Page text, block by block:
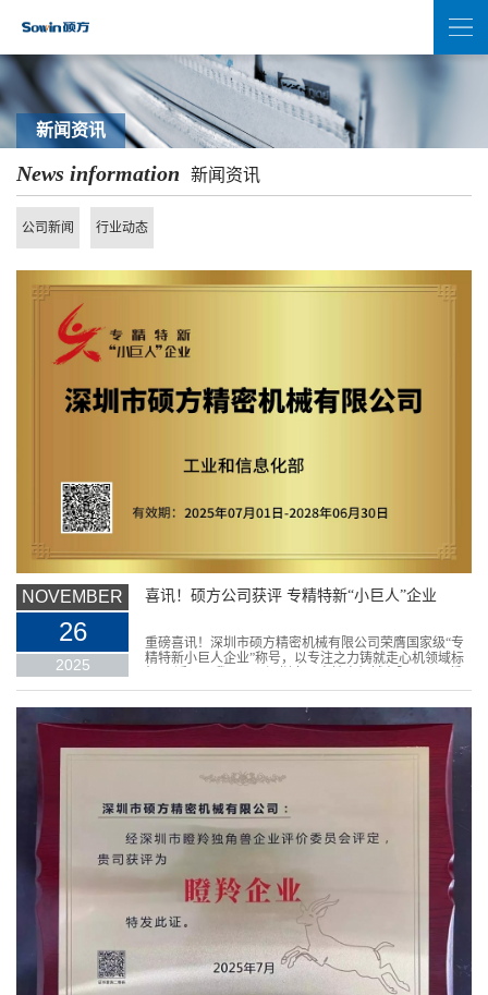
新闻资讯
News information 新闻资讯
公司新闻 行业动态
NOVEMBER
26
2025
喜讯！硕方公司获评 专精特新“小巨人”企业
重磅喜讯！深圳市硕方精密机械有限公司荣膺国家级“专
精特新小巨人企业”称号，以专注之力铸就走心机领域标
借...